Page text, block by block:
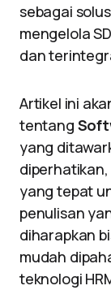
sebagai
mengelola
dan
Artikel ini
tentang
yang
yang tepat
penulisan
diharapkan
mudah
teknologi